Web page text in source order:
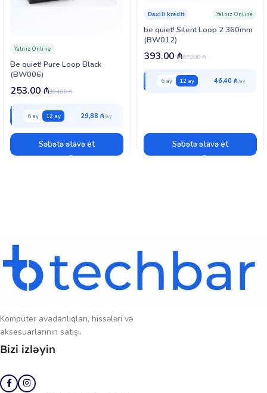
Be quiet! Pure Loop Black
(BW006)
Yalnız Online
304.00₼
253.00 ₼
6 ay 12 ay 29,88 ₼
Səbətə əlavə et
be quiet! Silent Loop 2 360mm
(BW012)
Daxili kredit Yalnız Online
472.00₼
393.00 ₼
6 ay 12 ay 46,40 ₼
Səbətə əlavə et
Kompüter avadanlıqları, hissələri və
aksesuarlarının satışı.
Bizi izləyin